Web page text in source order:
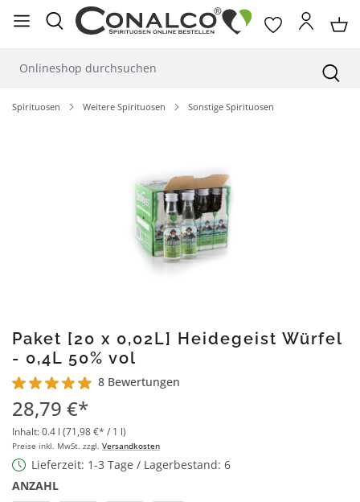
springen
Spirituosen Weitere Spirituosen Sonstige Spirituosen
Paket [20 x 0,02L] Heidegeist Würfel
- 0,4L 50% vol
Durchschnittliche Bewertung von 4.8 von 5 Sternen
8 Bewertungen
28,79 €*
Inhalt:0.4 l (71,98 €* / 1 l)
Preise inkl. MwSt. zzgl. Versandkosten
Lieferzeit: 1-3 Tage / Lagerbestand: 6
ANZAHL